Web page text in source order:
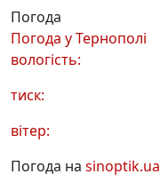
Погода
Погода уТернополі
вологість:
тиск:
вітер:
Погода на sinoptik.ua